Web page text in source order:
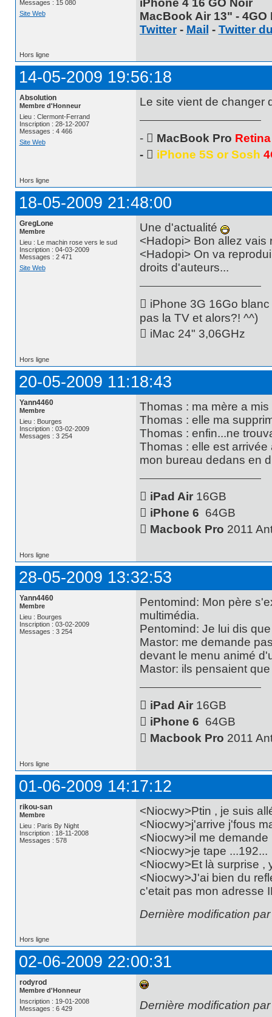
Messages : 15 080
Site Web
iPhone 4 16 GO Noir
MacBook Air 13" - 4GO
Twitter- Mail - Twitter
Hors ligne
14-05-2009 19:56:18
Absolution
Membre d'Honneur
Lieu : Clermont-Ferrand
Inscription : 28-12-2007
Messages : 4 466
Site Web
Le site vient de changer
-  MacBook Pro Retina
-  iPhone 5S or Sosh
Hors ligne
18-05-2009 21:48:00
GregLone
Membre
Lieu : Le machin rose vers le sud
Inscription : 04-03-2009
Messages : 2 471
Site Web
Une d'actualité
<Hadopi> Bon allez vais
<Hadopi> On va
droits d'auteurs...
 iPhone 3G 16Go
pas la TV et alors?! ^^)
 iMac 24" 3,06GHz
Hors ligne
20-05-2009 11:18:43
Yann4460
Membre
Lieu : Bourges
Inscription : 03-02-2009
Messages : 3 254
Thomas : ma mère a
Thomas : elle ma
Thomas : enfin...ne
Thomas : elle est
mon bureau dedans en
 iPad Air16GB
 iPhone 6 64GB
 Macbook Pro 2011
Hors ligne
28-05-2009 13:32:53
Yann4460
Membre
Lieu : Bourges
Inscription : 03-02-2009
Messages : 3 254
Pentomind: Mon père
multimédia.
Pentomind: Je lui dis
Mastor: me demande
devant le menu animé
Mastor: ils pensaient
 iPad Air16GB
 iPhone 6 64GB
 Macbook Pro 2011
Hors ligne
01-06-2009 14:17:12
rikou-san
Membre
Lieu : Paris By Night
Inscription : 18-11-2008
Messages : 578
<Niocwy>Ptin , je suis
<Niocwy>j'arrive j'fous
<Niocwy>il me demande
<Niocwy>je tape ...192...
<Niocwy>Et là surprise ,
<Niocwy>J'ai bien du
c'etait pas mon adresse
Dernière modification
Hors ligne
02-06-2009 22:00:31
rodyrod
Membre d'Honneur
Inscription : 19-01-2008
Messages : 6 429
Dernière modification